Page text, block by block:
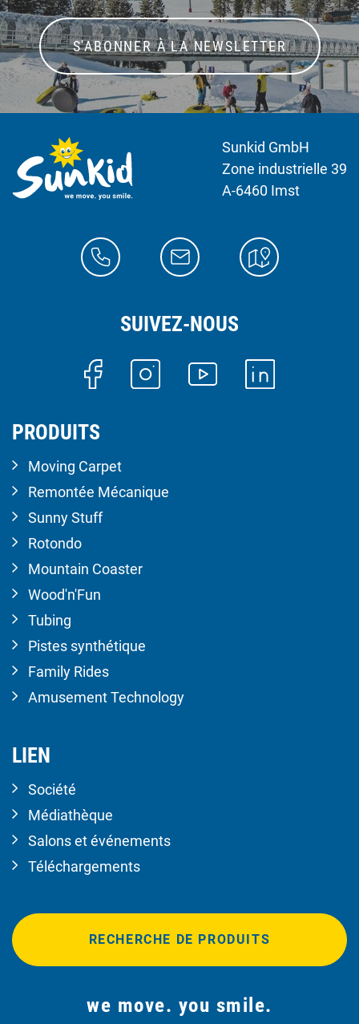
S'ABONNER À LA NEWSLETTER
Sunkid GmbH
Zone industrielle 39
A-6460 Imst
SUIVEZ-NOUS
PRODUITS
Moving Carpet
Remontée Mécanique
Sunny Stuff
Rotondo
Mountain Coaster
Wood'n'Fun
Tubing
Pistes synthétique
Family Rides
Amusement Technology
LIEN
Société
Médiathèque
Salons et événements
Téléchargements
RECHERCHE DE PRODUITS
we move. you smile.